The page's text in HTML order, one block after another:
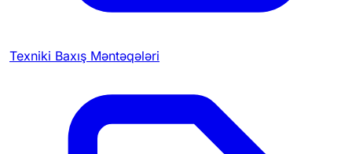
Texniki Baxış Məntəqələri